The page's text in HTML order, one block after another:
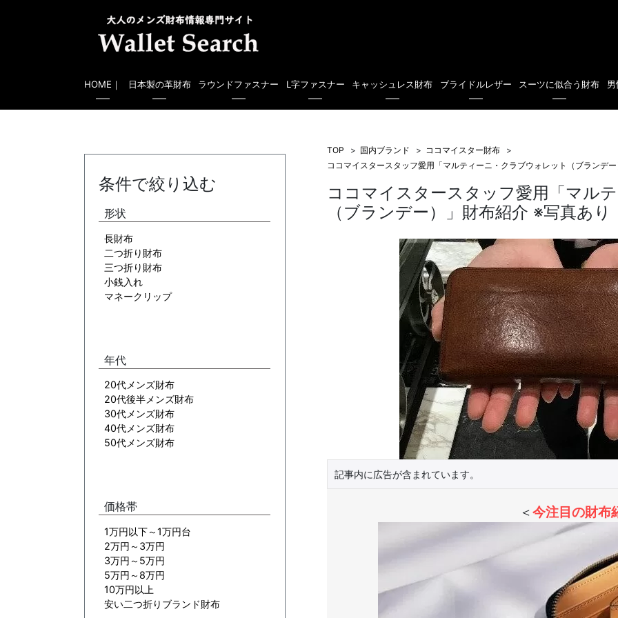
HOME｜ 日本製の革財布 ラウンドファスナー L字ファスナー キャッシュレス財布 ブライドルレザー スーツに似合う財布
TOP 国内ブランド
ココマイスター財布
ココマイスタースタッフ愛用「マルティーニ・クラブウォレット（ブランデ
ココマイスタースタッフ愛用「マル
（ブランデー）」財布紹介 ※写真あり
記事内に広告が含まれています。
＜ 今注目の財布
条件で絞り込む
形状
長財布
二つ折り財布
三つ折り財布
小銭入れ
マネークリップ
年代
20代メンズ財布
20代後半メンズ財布
30代メンズ財布
40代メンズ財布
50代メンズ財布
価格帯
1万円以下～1万円台
2万円～3万円
3万円～5万円
5万円～8万円
10万円以上
安い二つ折りブランド財布